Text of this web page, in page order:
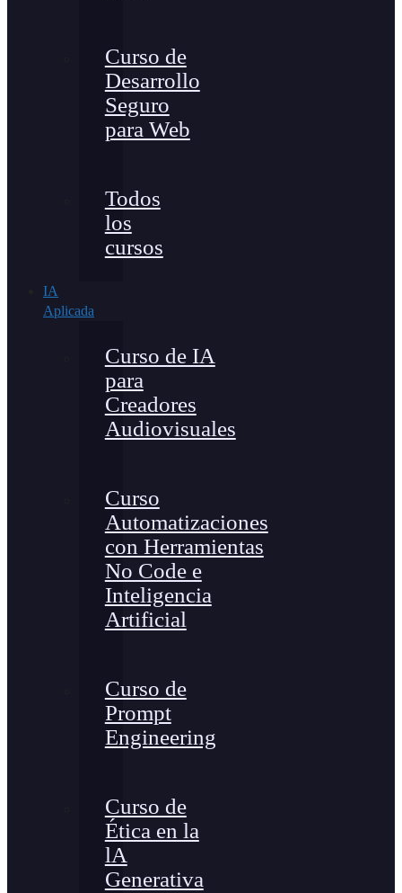
Curso de
Desarrollo
Seguro
para Web
Todos
los
cursos
IA
Aplicada
Curso de IA
para
Creadores
Audiovisuales
Curso
Automatizaciones
con Herramientas
No Code e
Inteligencia
Artificial
Curso de
Prompt
Engineering
Curso de
Ética en la
lA
Generativa